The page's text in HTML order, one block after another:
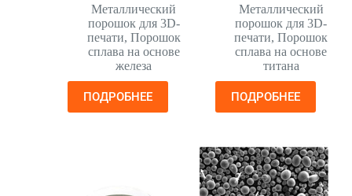
Металлический
порошок для 3D-
печати, Порошок
сплава на основе
железа
ПОДРОБНЕЕ
Металлический
порошок для 3D-
печати,Порошок
сплава на основе
титана
ПОДРОБНЕЕ